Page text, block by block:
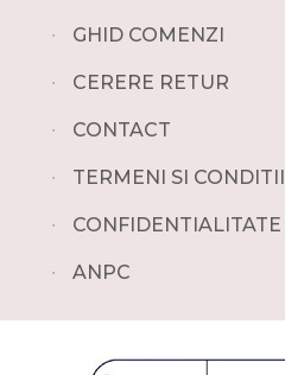
∙ GHID COMENZI
∙ CERERE RETUR
∙ CONTACT
∙ TERMENI SI CONDITII
∙ CONFIDENTIALITATE
∙ ANPC